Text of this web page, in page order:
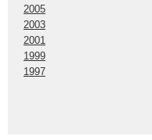
2005
2003
2001
1999
1997